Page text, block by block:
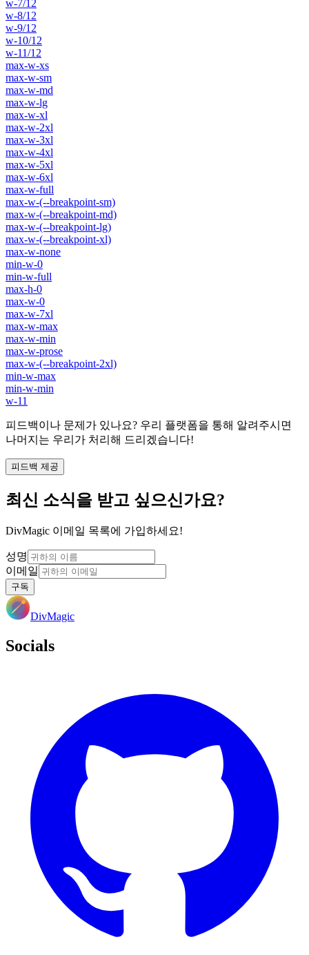
w-7/12
w-8/12
w-9/12
w-10/12
w-11/12
max-w-xs
max-w-sm
max-w-md
max-w-lg
max-w-xl
max-w-2xl
max-w-3xl
max-w-4xl
max-w-5xl
max-w-6xl
max-w-full
max-w-(--breakpoint-sm)
max-w-(--breakpoint-md)
max-w-(--breakpoint-lg)
max-w-(--breakpoint-xl)
max-w-none
min-w-0
min-w-full
max-h-0
max-w-0
max-w-7xl
max-w-max
max-w-min
max-w-prose
max-w-(--breakpoint-2xl)
min-w-max
min-w-min
w-11
피드백이나 문제가 있나요? 우리 플랫폼을 통해 알려주시면
나머지는 우리가 처리해 드리겠습니다!
피드백 제공
최신 소식을 받고 싶으신가요?
DivMagic 이메일 목록에 가입하세요!
성명
이메일
구독
DivMagic
Socials